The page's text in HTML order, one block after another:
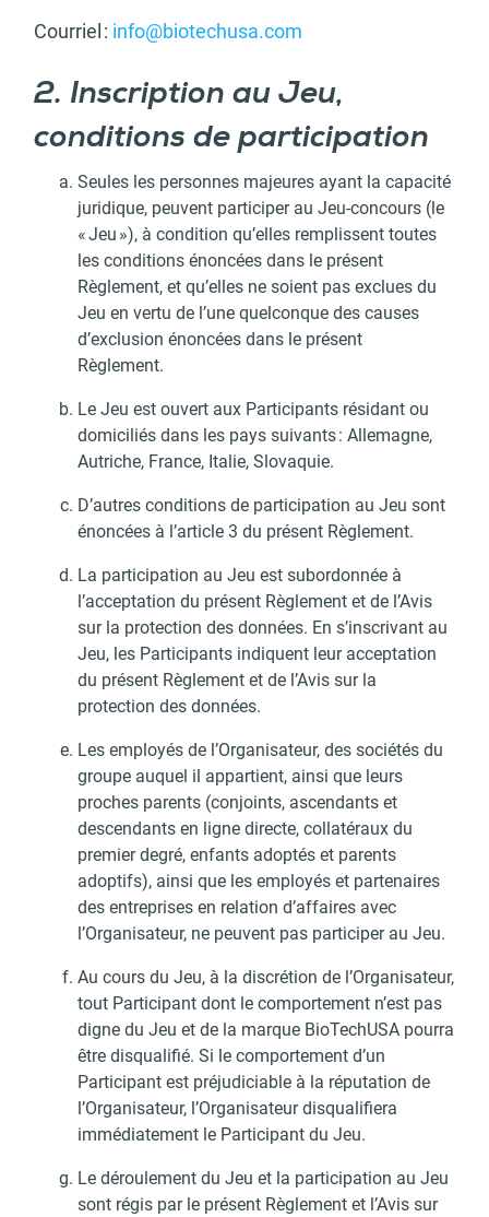
Courriel : info@biotechusa.com
2. Inscription au Jeu,
conditions de participation
Seules les personnes majeures ayant la capacité
juridique, peuvent participer au Jeu-concours (le
« Jeu »), à condition qu’elles remplissent toutes
les conditions énoncées dans le présent
Règlement, et qu’elles ne soient pas exclues du
Jeu en vertu de l’une quelconque des causes
d’exclusion énoncées dans le présent
Règlement.
Le Jeu est ouvert aux Participants résidant ou
domiciliés dans les pays suivants : Allemagne,
Autriche, France, Italie, Slovaquie.
D’autres conditions de participation au Jeu sont
énoncées à l’article 3 du présent Règlement.
La participation au Jeu est subordonnée à
l’acceptation du présent Règlement et de l’Avis
sur la protection des données. En s’inscrivant au
Jeu, les Participants indiquent leur acceptation
du présent Règlement et de l’Avis sur la
protection des données.
Les employés de l’Organisateur, des sociétés du
groupe auquel il appartient, ainsi que leurs
proches parents (conjoints, ascendants et
descendants en ligne directe, collatéraux du
premier degré, enfants adoptés et parents
adoptifs), ainsi que les employés et partenaires
des entreprises en relation d’affaires avec
l’Organisateur, ne peuvent pas participer au Jeu.
Au cours du Jeu, à la discrétion de l’Organisateur,
tout Participant dont le comportement n’est pas
digne du Jeu et de la marque BioTechUSA pourra
être disqualifié. Si le comportement d’un
Participant est préjudiciable à la réputation de
l’Organisateur, l’Organisateur disqualifiera
immédiatement le Participant du Jeu.
Le déroulement du Jeu et la participation au Jeu
sont régis par le présent Règlement et l’Avis sur